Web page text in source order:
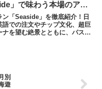
」で味わう本場のアメ
「Seaside」を徹底紹介！日
での注文やチップ文化、超巨
を望む絶景とともに、パスポ
別
遊